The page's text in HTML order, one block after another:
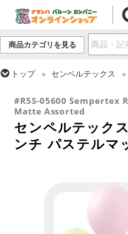
商品カテゴリを見る
トップ センペルテックス
#R5S-05600 Sempertex
Matte Assorted
センペルテック
ンチ パステルマ